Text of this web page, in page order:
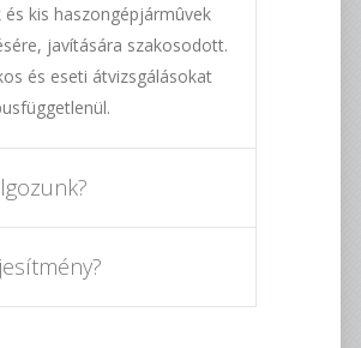
kis haszongépjármûvek
javítására szakosodott.
és eseti átvizsgálásokat